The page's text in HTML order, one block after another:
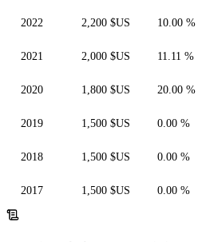
2022 2,200 $US 10.00 %
2021 2,000 $US 11.11 %
2020 1,800 $US 20.00 %
2019 1,500 $US 0.00 %
2018 1,500 $US 0.00 %
2017 1,500 $US 0.00 %